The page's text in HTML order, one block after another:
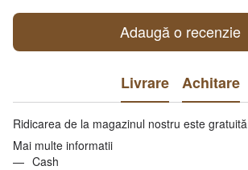
Adaugă o recenzie
Livrare Achitare
Ridicarea de la magazinul nostru este
Mai multe informatii
Cash